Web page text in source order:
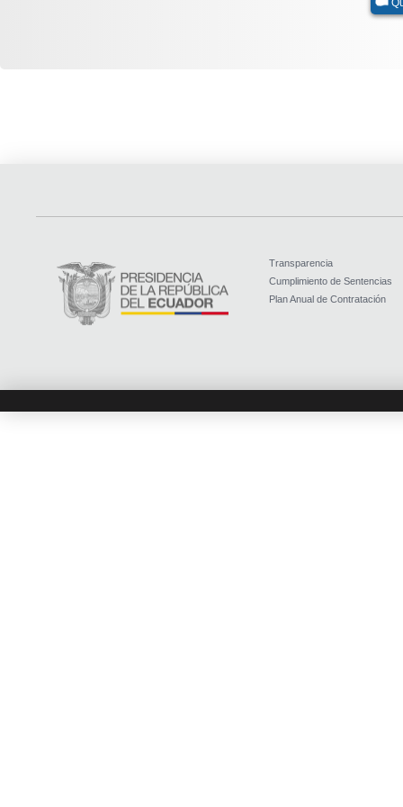
Transparencia
Cumplimiento de Sentencias
Plan Anual de Contratación